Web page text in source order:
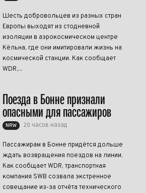
Шесть добровольцев из разных стран
Европы выходят из стодневной
изоляции в аэрокосмическом центре
Кёльна, где они имитировали жизнь на
космической станции. Как сообщает
WDR,...
Поезда в Бонне признали
опасными для пассажиров
NRW 20 часов назад
Пассажирам в Бонне придётся дольше
ждать возвращения поездов на линии.
Как сообщает WDR, транспортная
компания SWB созвала экстренное
совещание из-за отчёта технического